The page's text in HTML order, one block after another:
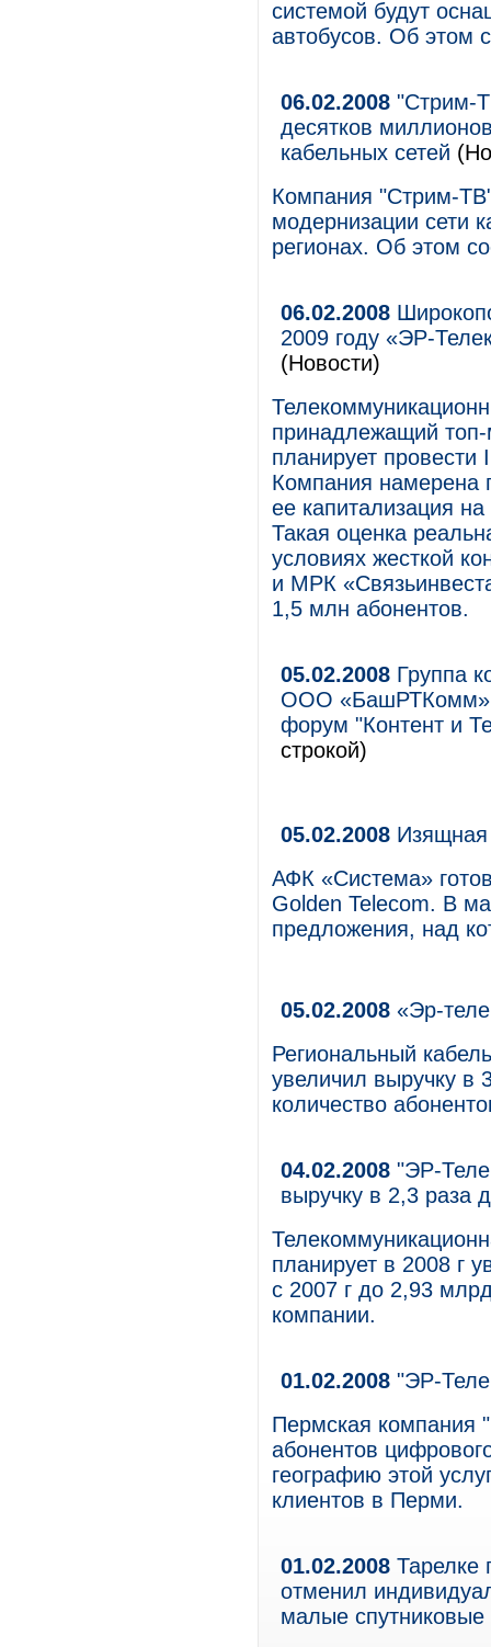
системой будут
автобусов. Об этом
06.02.2008 "Стрим-
десятков
кабельных сетей
Компания "Стрим-
модернизации сети
регионах. Об этом
06.02.2008
2009 году «ЭР-
(Новости)
принадлежащий
планирует провести
Компания намерена
ее капитализация
Такая оценка
условиях жесткой
и МРК
1,5 млн абонентов.
05.02.2008 Группа
ООО «БашРТКомм»
форум "Контент и
строкой)
05.02.2008 Изящная
АФК «Система»
Golden Telecom. В
предложения, над
05.02.2008 «Эр-
Региональный
увеличил выручку в
количество
04.02.2008 "ЭР-
выручку в 2,3 раза
планирует в 2008 г
с 2007 г до 2,93
компании.
01.02.2008 "ЭР-
Пермская компания
абонентов
географию этой
клиентов в Перми.
01.02.2008 Тарелке
отменил
малые спутниковые